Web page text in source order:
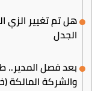
هل تم تغيير الزي
الجدل
بعد فصل
والشركة المالكة